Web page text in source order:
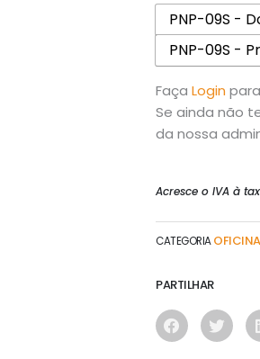
PNP-09S -
PNP-09S -
Faça Login
Se ainda não
da nossa
Acresce o IVA à
CATEGORIA OFICINA
PARTILHAR